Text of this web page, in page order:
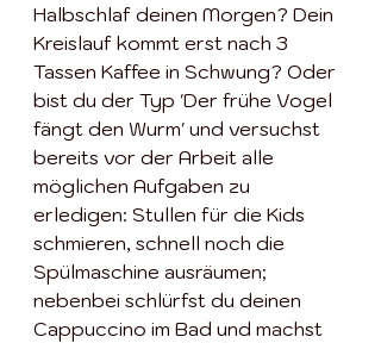
Halbschlaf deinen Morgen? Dein
Kreislauf kommt erst nach 3
Tassen Kaffee in Schwung? Oder
bist du der Typ 'Der frühe Vogel
fängt den Wurm' und versuchst
bereits vor der Arbeit alle
möglichen Aufgaben zu
erledigen: Stullen für die Kids
schmieren, schnell noch die
Spülmaschine ausräumen;
nebenbei schlürfst du deinen
Cappuccino im Bad und machst